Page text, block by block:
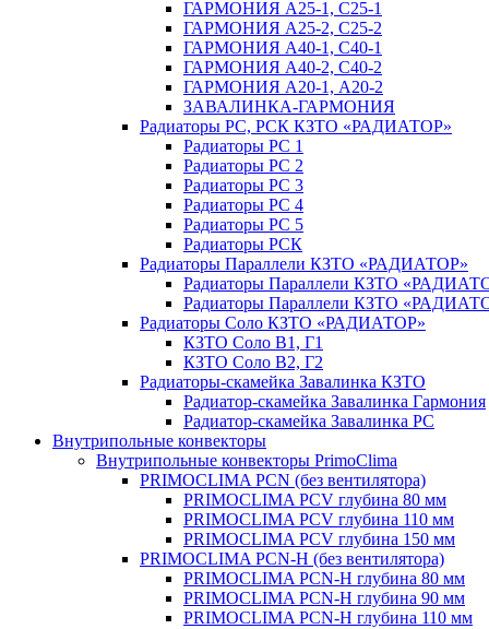
ГАРМОНИЯ А25-1, С25-1
ГАРМОНИЯ А25-2, С25-2
ГАРМОНИЯ А40-1, С40-1
ГАРМОНИЯ А40-2, С40-2
ГАРМОНИЯ А20-1, А20-2
ЗАВАЛИНКА-ГАРМОНИЯ
Радиаторы РС, РСК КЗТО «РАДИАТОР»
Радиаторы РС 1
Радиаторы РС 2
Радиаторы РС 3
Радиаторы РС 4
Радиаторы РС 5
Радиаторы РСК
Радиаторы Параллели КЗТО «РАДИАТОР»
Радиаторы Параллели КЗТО
Радиаторы Параллели КЗТО
Радиаторы Соло КЗТО «РАДИАТОР»
КЗТО Соло В1, Г1
КЗТО Соло В2, Г2
Радиаторы-скамейка Завалинка КЗТО
Радиатор-скамейка Завалинка Гармония
Радиатор-скамейка Завалинка РС
Внутрипольные конвекторы
Внутрипольные конвекторы PrimoClima
PRIMOCLIMA PCN (без вентилятора)
PRIMOCLIMA PCV глубина 80 мм
PRIMOCLIMA PCV глубина 110 мм
PRIMOCLIMA PCV глубина 150 мм
PRIMOCLIMA PCN-H (без вентилятора)
PRIMOCLIMA PCN-H глубина 80 мм
PRIMOCLIMA PCN-H глубина 90 мм
PRIMOCLIMA PCN-H глубина 110 мм